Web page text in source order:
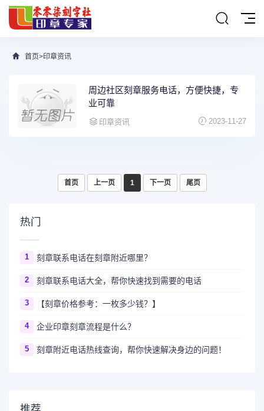
首页>印章资讯
周边社区刻章服务电话，方便快捷，专
业可靠
印章资讯 2023-11-27
首页 上一页 1 下一页 尾页
热门
1 刻章联系电话在刻章附近哪里？
2 刻章联系电话大全，帮你快速找到需要的电话
3 【刻章价格参考：一枚多少钱？】
4 企业印章刻章流程是什么？
5 刻章附近电话热线查询，帮你快速解决身边的问题！
推荐